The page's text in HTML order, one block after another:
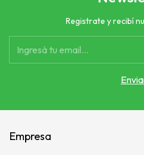
Registrate y recibí
Empresa